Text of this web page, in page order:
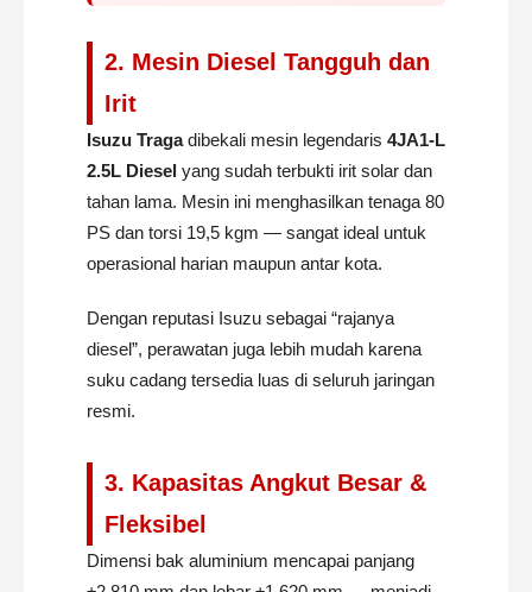
2. Mesin Diesel Tangguh dan
Irit
Isuzu Tragadibekali mesin legendaris 4JA1-L
2.5L Diesel yang sudah terbukti irit solar dan
tahan lama. Mesin ini menghasilkan tenaga 80
PS dan torsi 19,5 kgm — sangat ideal untuk
operasional harian maupun antar kota.
Dengan reputasi Isuzu sebagai “rajanya
diesel”, perawatan juga lebih mudah karena
suku cadang tersedia luas di seluruh jaringan
resmi.
3. Kapasitas Angkut Besar &
Fleksibel
Dimensi bak aluminium mencapai panjang